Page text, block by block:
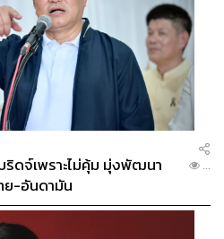
ดจ์เพราะไม่คุ้ม มุ่งพัฒนา
ย-อันดามัน
...